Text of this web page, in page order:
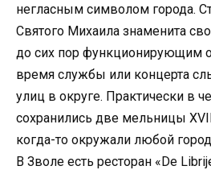
негласным символом города.
Святого Михаила знаменита
до сих пор функционирующим
время службы или концерта
улиц в округе. Практически в
сохранились две мельницы
когда-то окружали любой
В Зволе есть ресторан «De